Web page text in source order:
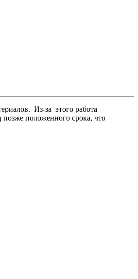
Из-за этого работа
позже положенного срока, что